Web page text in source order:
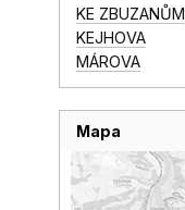
KE ZBUZANŮM
KEJHOVA
MÁROVA
Mapa